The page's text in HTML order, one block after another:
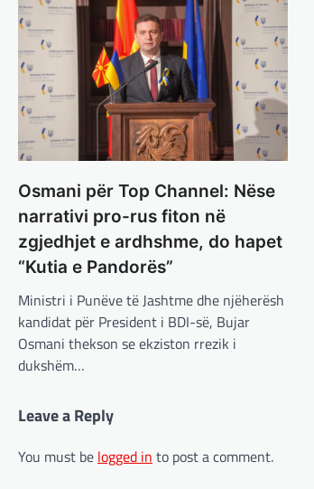
Osmani për Top Channel: Nëse
narrativi pro-rus fiton në
zgjedhjet e ardhshme, do hapet
“Kutia e Pandorës”
Ministri i Punëve të Jashtme dhe njëherësh
kandidat për President i BDI-së, Bujar
Osmani thekson se ekziston rrezik i
dukshëm…
Leave a Reply
You must be logged in to post a comment.